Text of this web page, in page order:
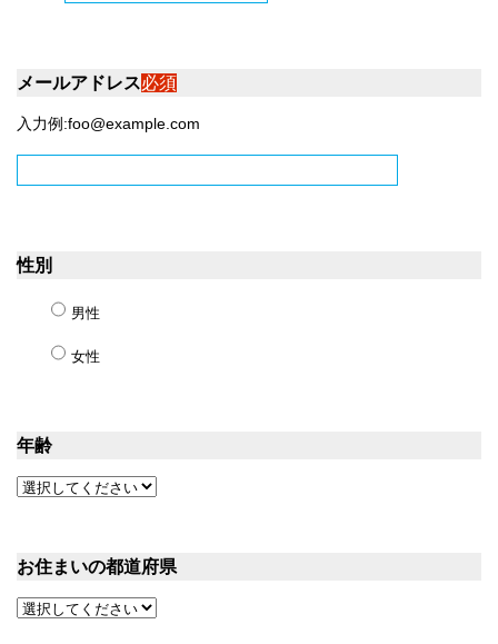
メールアドレス必須
入力例:foo@example.com
性別
男性
女性
年齢
お住まいの都道府県